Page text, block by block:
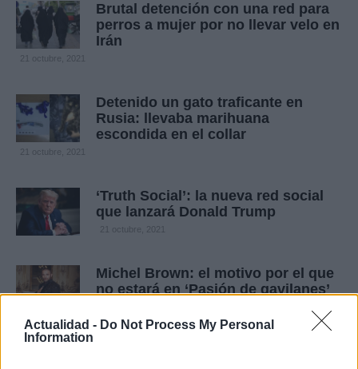
Actualidad - Do Not Process My Personal
Information
Brutal detención con una red para
perros a mujer por no llevar velo en
Irán
21 octubre, 2021
Detenido un gato traficante en
Rusia: llevaba marihuana
escondida en el collar
21 octubre, 2021
‘Truth Social’: la nueva red social
que lanzará Donald Trump
21 octubre, 2021
Michel Brown: el motivo por el que
no estará en ‘Pasión de gavilanes’